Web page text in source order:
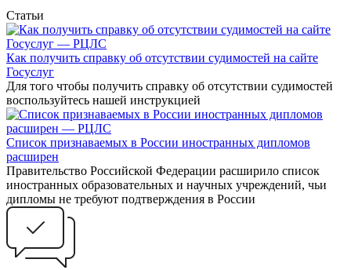
Статьи
Как получить справку об отсутствии судимостей на сайте
Госуслуг
Для того чтобы получить справку об отсутствии судимостей
воспользуйтесь нашей инструкцией
Список признаваемых в России иностранных дипломов
расширен
Правительство Российской Федерации расширило список
иностранных образовательных и научных учреждений, чьи
дипломы не требуют подтверждения в России